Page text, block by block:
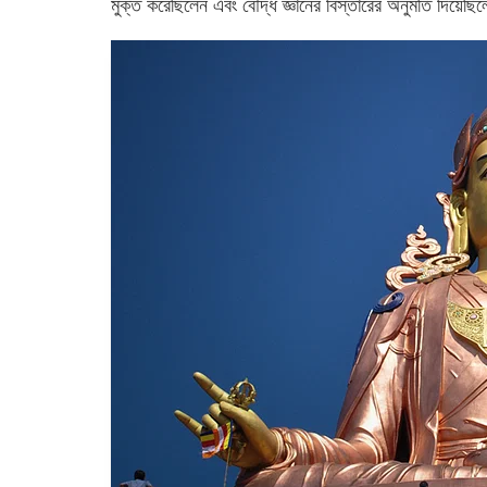
মুক্ত করেছিলেন এবং বৌদ্ধ জ্ঞানের বিস্তারের অনুমতি